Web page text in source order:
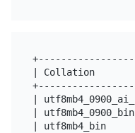
| Collation
|
|
| utf8mb4_bin